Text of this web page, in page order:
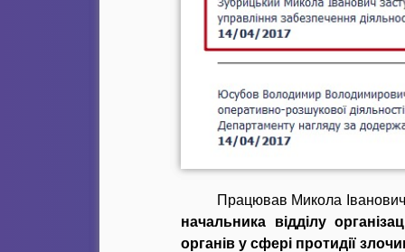
Працював Микола
начальника відділу
органів у сфері протидії